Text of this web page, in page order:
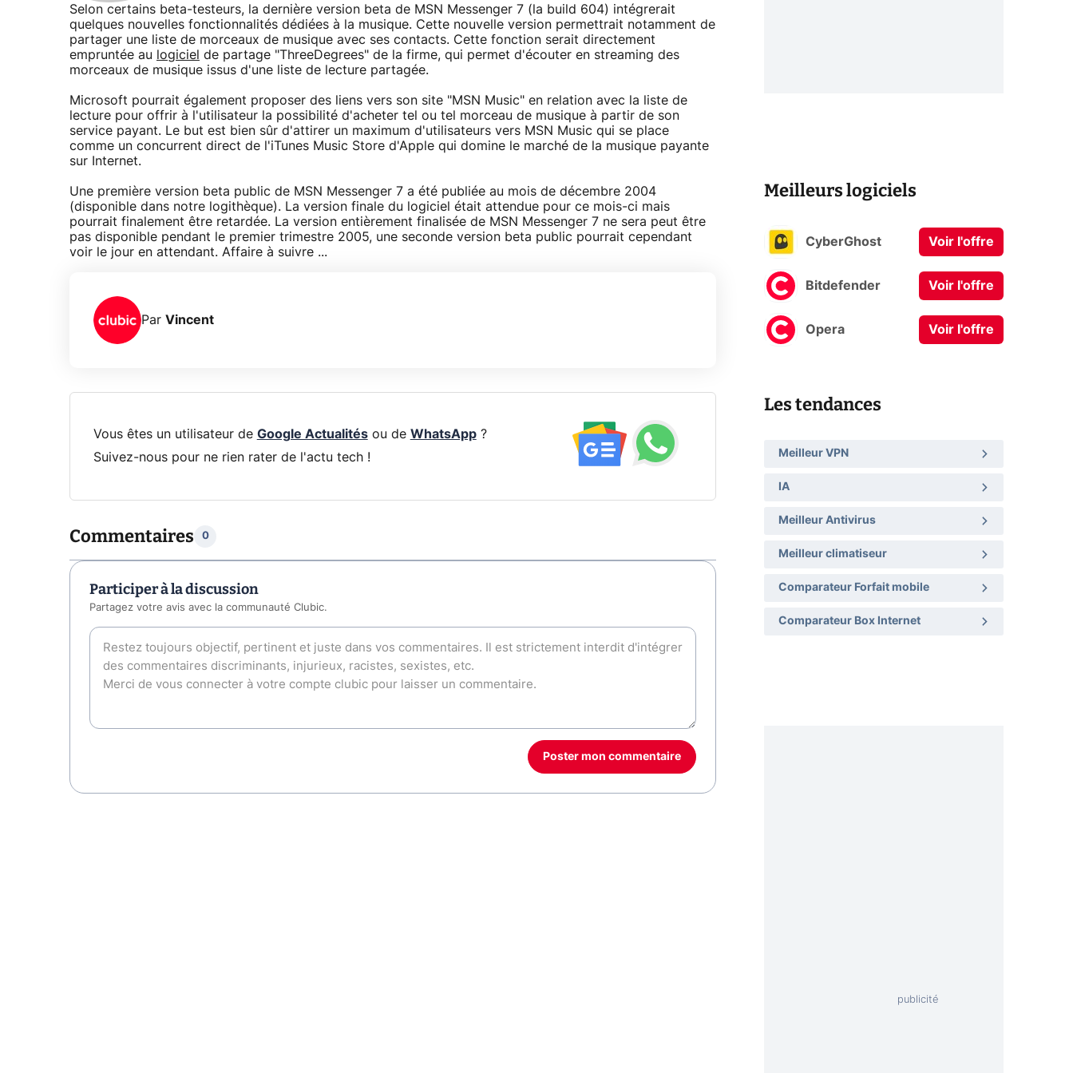
Selon certains beta-testeurs, la dernière version beta de MSN Messenger 7 (la build 604) intégrerait
quelques nouvelles fonctionnalités dédiées à la musique. Cette nouvelle version permettrait notamment de
partager une liste de morceaux de musique avec ses contacts. Cette fonction serait directement
empruntée au
logiciel de partage "ThreeDegrees" de la firme, qui permet d'écouter en streaming des
morceaux de musique issus d'une liste de lecture partagée.
Microsoft pourrait également proposer des liens vers son site "MSN Music" en relation avec la liste de
lecture pour offrir à l'utilisateur la possibilité d'acheter tel ou tel morceau de musique à partir de son
service payant. Le but est bien sûr d'attirer un maximum d'utilisateurs vers MSN Music qui se place
comme un concurrent direct de l'iTunes Music Store d'Apple qui domine le marché de la musique payante
sur Internet.
Une première version beta public de MSN Messenger 7 a été publiée au mois de décembre 2004
(disponible dans notre logithèque). La version finale du logiciel était attendue pour ce mois-ci mais
pourrait finalement être retardée. La version entièrement finalisée de MSN Messenger 7 ne sera peut être
pas disponible pendant le premier trimestre 2005, une seconde version beta public pourrait cependant
voir le jour en attendant. Affaire à suivre ...
Par Vincent
Vous êtes un utilisateur de Google Actualitésou de WhatsApp?
Suivez-nous pour ne rien rater de l'actu tech !
Commentaires 0
Participer à la discussion
Partagez votre avis avec la communauté Clubic.
Poster mon commentaire
Meilleurs logiciels
CyberGhost Voir l'offre
Bitdefender Voir l'offre
Opera Voir l'offre
Les tendances
Meilleur VPN
IA
Meilleur Antivirus
Meilleur climatiseur
Comparateur Forfait mobile
Comparateur Box Internet